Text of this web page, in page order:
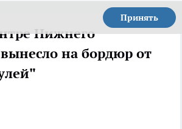
Принять
Нижнего
на бордюр от